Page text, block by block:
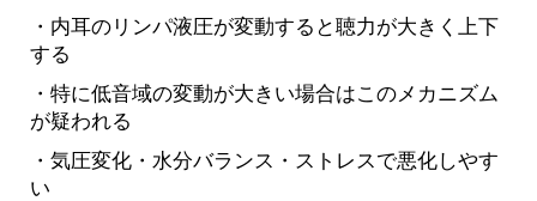
・内耳のリンパ液圧が変動すると聴力が大きく上下
する
・特に低音域の変動が大きい場合はこのメカニズム
が疑われる
・気圧変化・水分バランス・ストレスで悪化しやす
い